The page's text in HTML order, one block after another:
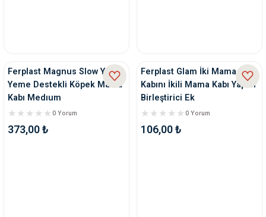
Ferplast Magnus Slow Yavaş
Yeme Destekli Köpek Mama
Kabı Medıum
0 Yorum
373,00 ₺
Ferplast Glam İki Mama
Kabını İkili Mama Kabı Yapan
Birleştirici Ek
0 Yorum
106,00 ₺